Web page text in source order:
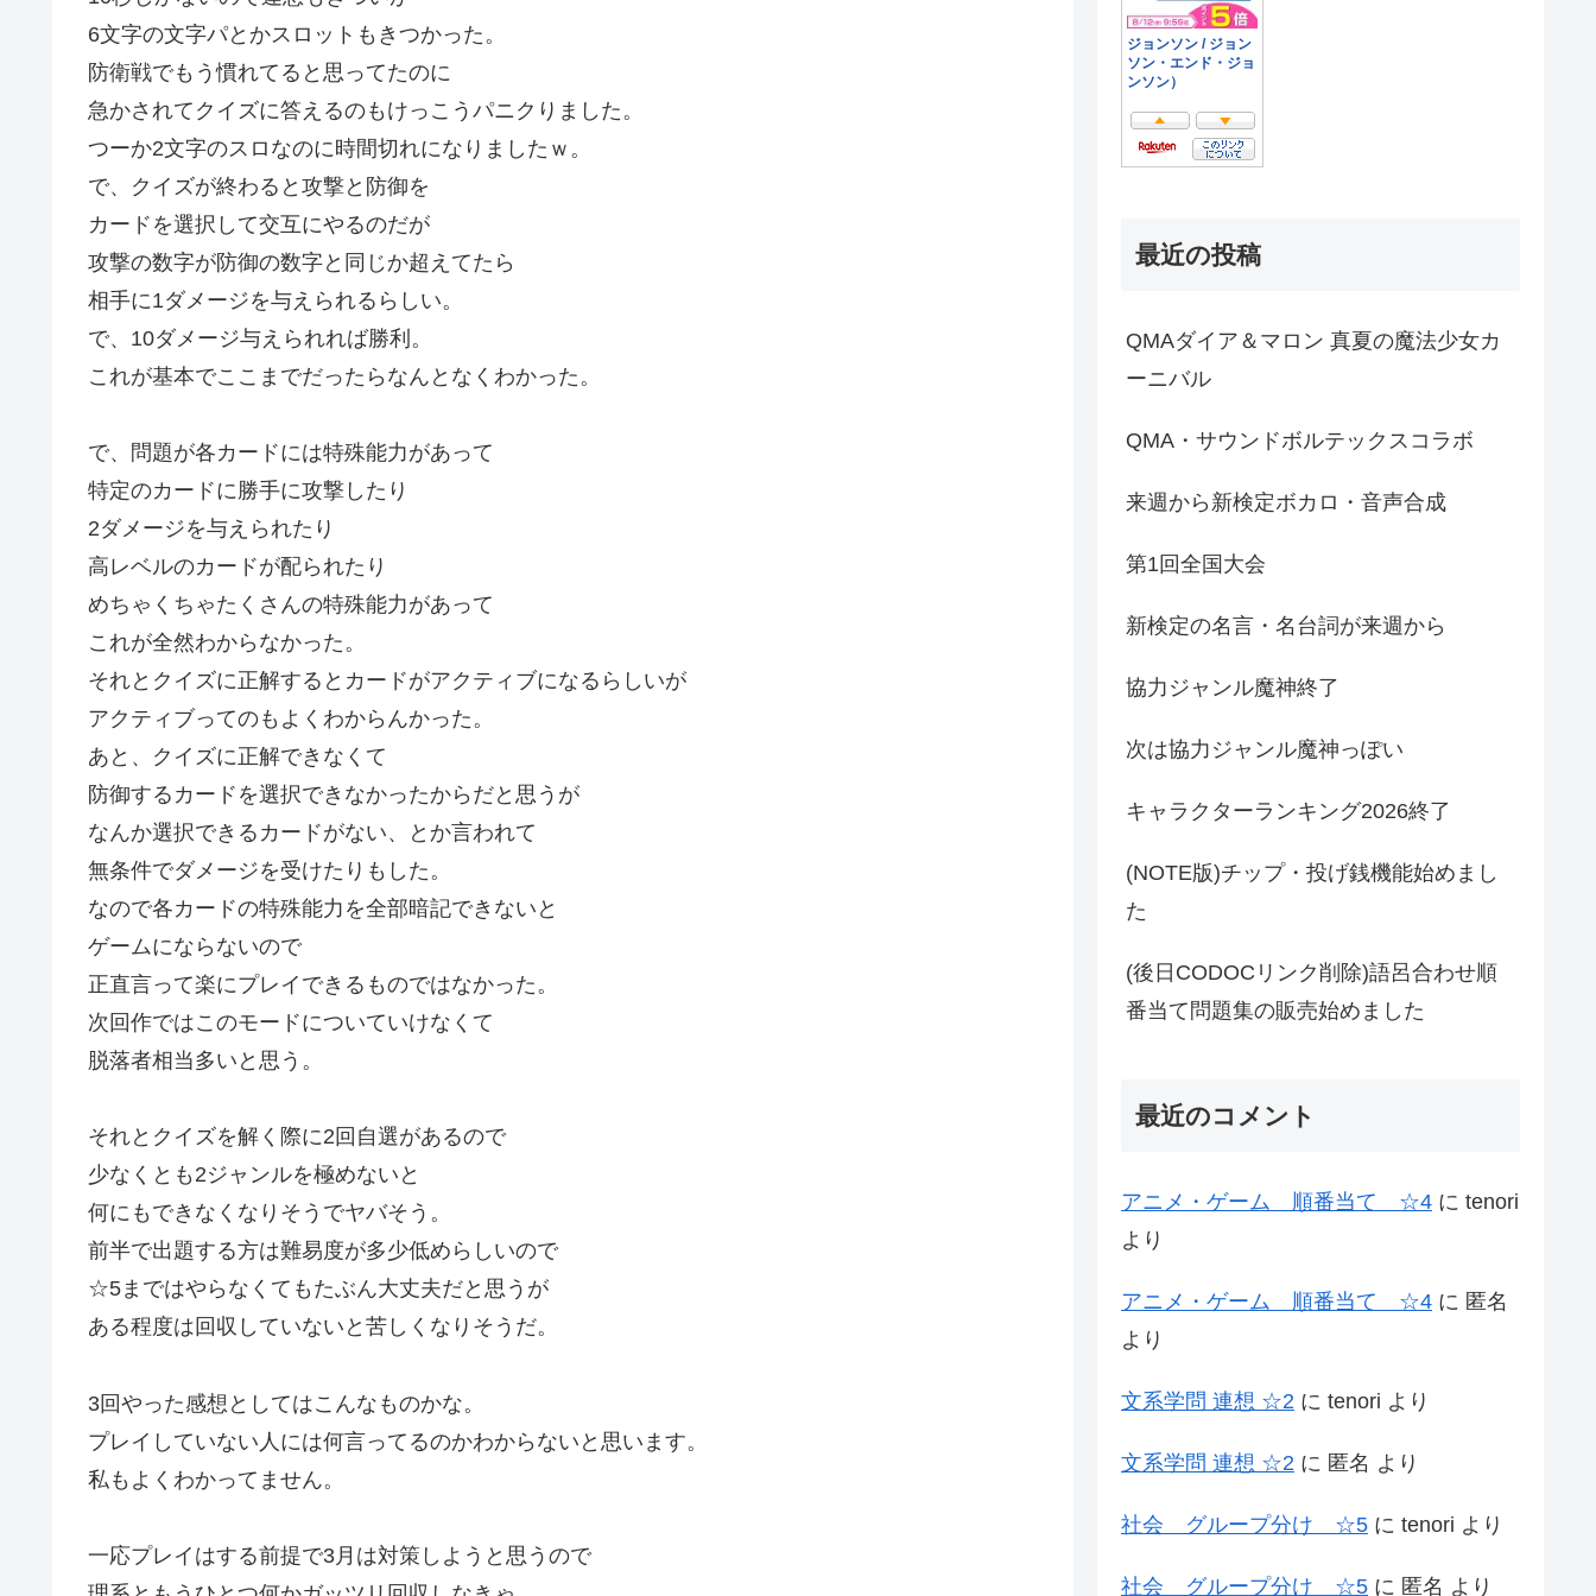
6文字の文字パとかスロットもきつかった。
防衛戦でもう慣れてると思ってたのに
急かされてクイズに答えるのもけっこうパニクりました。
つーか2文字のスロなのに時間切れになりましたｗ。
で、クイズが終わると攻撃と防御を
カードを選択して交互にやるのだが
攻撃の数字が防御の数字と同じか超えてたら
相手に1ダメージを与えられるらしい。
で、10ダメージ与えられれば勝利。
これが基本でここまでだったらなんとなくわかった。
で、問題が各カードには特殊能力があって
特定のカードに勝手に攻撃したり
2ダメージを与えられたり
高レベルのカードが配られたり
めちゃくちゃたくさんの特殊能力があって
これが全然わからなかった。
それとクイズに正解するとカードがアクティブになるらしいが
アクティブってのもよくわからんかった。
あと、クイズに正解できなくて
防御するカードを選択できなかったからだと思うが
なんか選択できるカードがない、とか言われて
無条件でダメージを受けたりもした。
なので各カードの特殊能力を全部暗記できないと
ゲームにならないので
正直言って楽にプレイできるものではなかった。
次回作ではこのモードについていけなくて
脱落者相当多いと思う。
それとクイズを解く際に2回自選があるので
少なくとも2ジャンルを極めないと
何にもできなくなりそうでヤバそう。
前半で出題する方は難易度が多少低めらしいので
☆5まではやらなくてもたぶん大丈夫だと思うが
ある程度は回収していないと苦しくなりそうだ。
3回やった感想としてはこんなものかな。
プレイしていない人には何言ってるのかわからないと思います。
私もよくわかってません。
一応プレイはする前提で3月は対策しようと思うので
最近の投稿
QMAダイア＆マロン 真夏の魔法少女カ
ーニバル
QMA・サウンドボルテックスコラボ
来週から新検定ボカロ・音声合成
第1回全国大会
新検定の名言・名台詞が来週から
協力ジャンル魔神終了
次は協力ジャンル魔神っぽい
キャラクターランキング2026終了
(NOTE版)チップ・投げ銭機能始めまし
た
(後日CODOCリンク削除)語呂合わせ順
番当て問題集の販売始めました
最近のコメント
アニメ・ゲーム 順番当て ☆4 に tenori
より
アニメ・ゲーム 順番当て ☆4 に 匿名
より
文系学問 連想 ☆2 に tenori より
文系学問 連想 ☆2 に 匿名 より
社会 グループ分け ☆5 に tenori より
社会 グループ分け ☆5 に 匿名 より